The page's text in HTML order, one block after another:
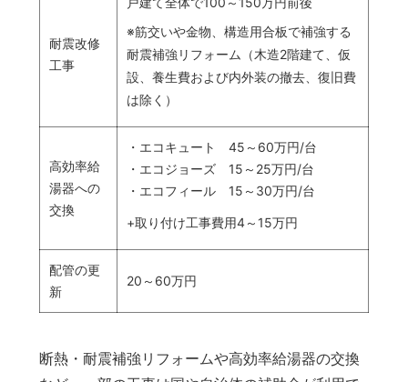
耐震改修
工事
※筋交いや金物、構造用合板で補強する
耐震補強リフォーム（木造2階建て、仮
設、養生費および内外装の撤去、復旧費
は除く）
高効率給
湯器への
交換
・エコキュート 45～60万円/台
・エコジョーズ 15～25万円/台
・エコフィール 15～30万円/台
+取り付け工事費用4～15万円
配管の更
新
20～60万円
断熱・耐震補強リフォームや高効率給湯器の交換